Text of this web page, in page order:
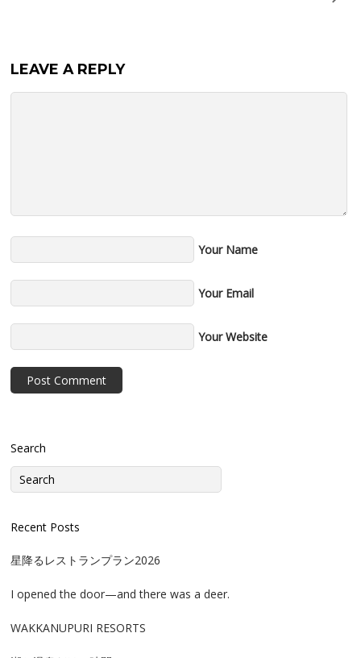
LEAVE A REPLY
Your Name
Your Email
Your Website
Search
Recent Posts
星降るレストランプラン2026
I opened the door—and there was a deer.
WAKKANUPURI RESORTS